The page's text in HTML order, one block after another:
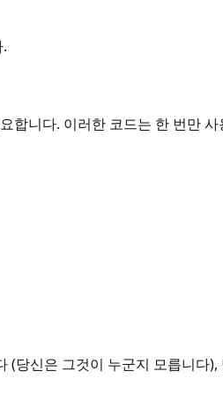
합니다. 이러한 코드는 한 번만
당신은 그것이 누군지 모릅니다